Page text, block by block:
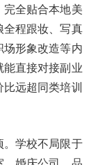
完全贴合本地美
全程跟妆、写真
场形象改造等内
能直接对接副业
远超同类培训
。学校不局限于